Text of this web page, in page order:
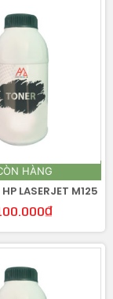
HÀNG
LASERJET M125
₫